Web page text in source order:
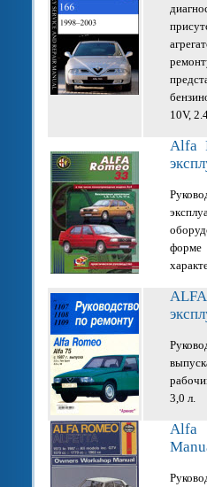
10V,
Alfa
форме
3,0 л.
Alfa